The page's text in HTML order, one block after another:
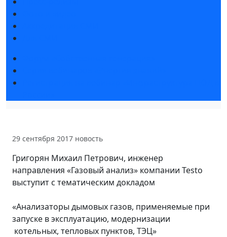
29 сентября 2017 новость
Григорян Михаил Петрович, инженер
направления «Газовый анализ» компании Testo
выступит с тематическим докладом
«Анализаторы дымовых газов, применяемые при
запуске в эксплуатацию, модернизации
котельных, тепловых пунктов, ТЭЦ»